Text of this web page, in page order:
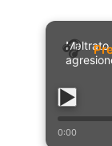
Maltrato
0:00